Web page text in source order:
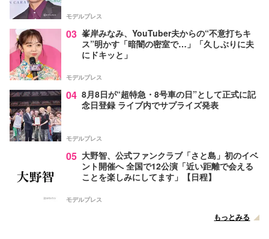
モデルプレス
03 峯岸みなみ、YouTuber夫からの“不意打ちキ
ス”明かす「暗闇の密室で…」「久しぶりに夫
にドキッと」
モデルプレス
04 8月8日が“超特急・8号車の日”として正式に記
念日登録 ライブ内でサプライズ発表
モデルプレス
05 大野智、公式ファンクラブ「さと島」初のイベ
ント開催へ 全国で12公演「近い距離で会える
ことを楽しみにしてます」【日程】
モデルプレス
もっとみる